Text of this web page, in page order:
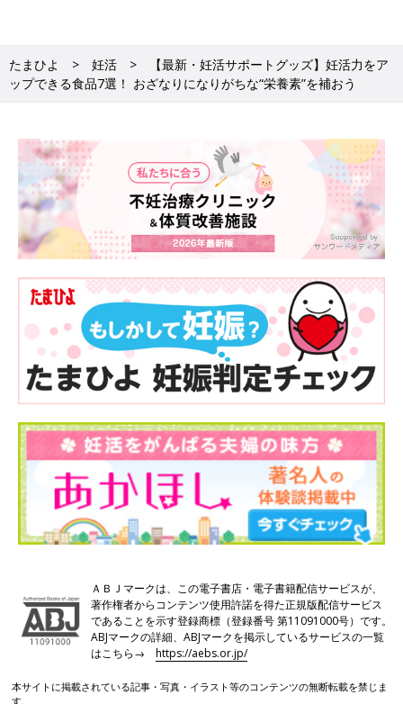
たまひよ 妊活
【最新・妊活サポートグッズ】妊活力をア
ップできる食品7選！ おざなりになりがちな“栄養素”を補おう
ＡＢＪマークは、この電子書店・電子書籍配信サービスが、
著作権者からコンテンツ使用許諾を得た正規版配信サービス
であることを示す登録商標（登録番号 第11091000号）です。
ABJマークの詳細、ABJマークを掲示しているサービスの一覧
はこちら→https://aebs.or.jp/
本サイトに掲載されている記事・写真・イラスト等のコンテンツの無断転載を禁じま
す。